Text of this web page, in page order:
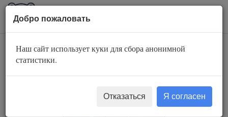
AuBook.org
Сломанные сказки
Добро пожаловать
Наш сайт использует куки для сбора анонимной
статистики.
Отказаться Я согласен